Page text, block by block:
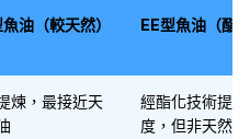
油（較天然） EE型魚油（酯
煉，最接近天
經酯化技術提
度，但非天然